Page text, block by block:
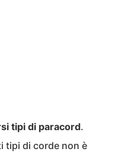
tipi di paracord.
tipi di corde non è